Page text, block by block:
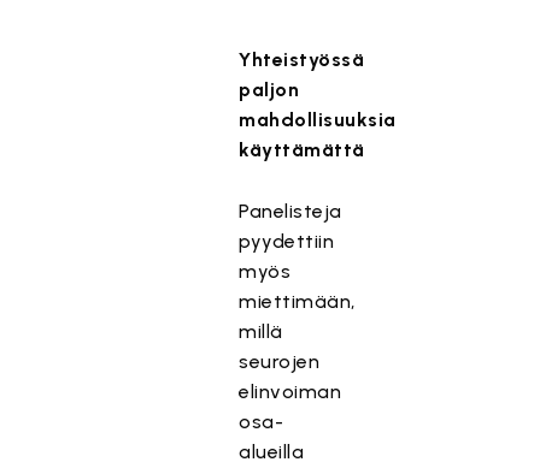
Yhteistyössä
paljon
mahdollisuuksia
käyttämättä
Panelisteja
pyydettiin
myös
miettimään,
millä
seurojen
elinvoiman
osa-
alueilla